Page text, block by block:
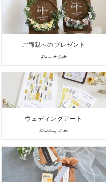
ご両親へのプレゼント
Parent Gift
ウェディングアート
Wedding Arts